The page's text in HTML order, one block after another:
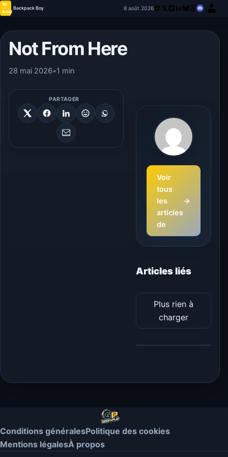
10
Août
Backpack Boy 8 août 2026
Not From Here
28 mai 2026•1 min
PARTAGER
Voir
tous
les
articles
de
→
Articles liés
Plus rien à
charger
Conditions généralesPolitique des cookies
Mentions légalesÀ propos